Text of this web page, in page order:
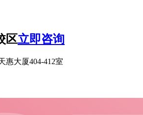
区立即咨询
惠大厦404-412室